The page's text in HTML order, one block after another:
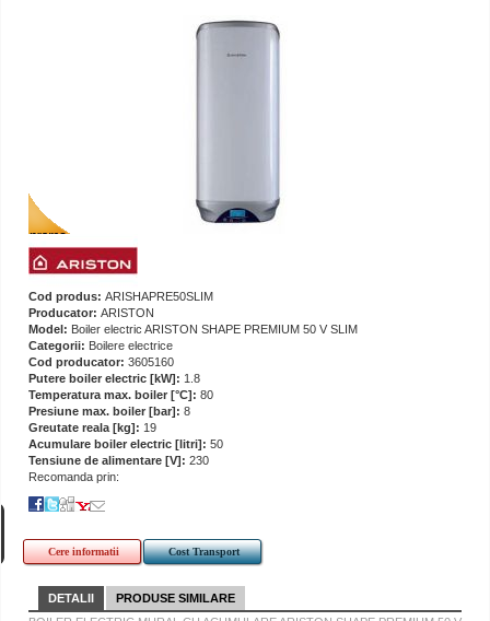
Cod produs: ARISHAPRE50SLIM
Producator: ARISTON
Model: Boiler electric ARISTON SHAPE PREMIUM 50 V SLIM
Categorii: Boilere electrice
Cod producator: 3605160
Putere boiler electric [kW]: 1.8
Temperatura max. boiler [°C]: 80
Presiune max. boiler [bar]: 8
Greutate reala [kg]: 19
Acumulare boiler electric [litri]: 50
Tensiune de alimentare [V]: 230
Recomanda prin:
Cere informatii Cost Transport
DETALII
PRODUSE SIMILARE